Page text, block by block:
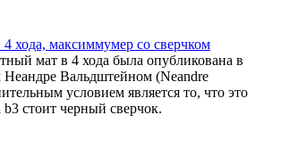
мат в 4 хода была опубликована в
Неандре Вальдштейном (Neandre
условием является то, что это
стоит черный сверчок.